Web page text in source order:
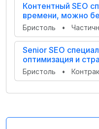
Контентный SEO
времени, можно
Бристоль •
Senior SEO
оптимизация и
Бристоль •